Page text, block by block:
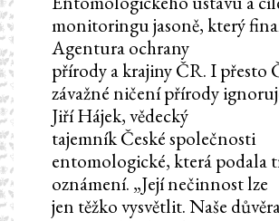
monitoringu jasoně, který
Agentura ochrany
přírody a krajiny ČR. I přesto
závažné ničení přírody
Jiří Hájek, vědecký
tajemník České společnosti
entomologické, která podala
oznámení. „Její nečinnost lze
jen těžko vysvětlit. Naše